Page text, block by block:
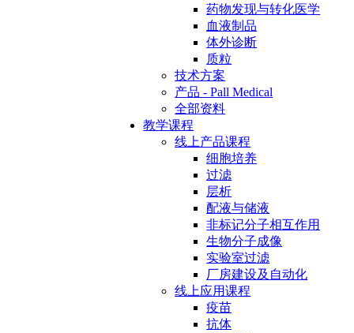
药物发现与转化医学
血液制品
体外诊断
质粒
技术方案
产品 - Pall Medical
全部资料
教学课程
线上产品课程
细胞培养
过滤
层析
配液与储液
非标记分子相互作用
生物分子成像
实验室过滤
厂房建设及自动化
线上应用课程
疫苗
抗体